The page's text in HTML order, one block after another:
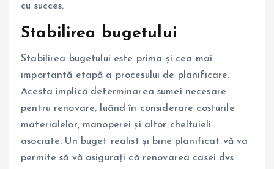
cu succes.
Stabilirea bugetului
Stabilirea bugetului este prima și cea mai
importantă etapă a procesului de planificare.
Acesta implică determinarea sumei necesare
pentru renovare, luând în considerare costurile
materialelor, manoperei și altor cheltuieli
asociate. Un buget realist și bine planificat vă va
permite să vă asigurați că renovarea casei dvs.